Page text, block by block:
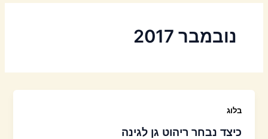
נובמבר 2017
בלוג
כיצד נבחר ריהוט גן לגינה